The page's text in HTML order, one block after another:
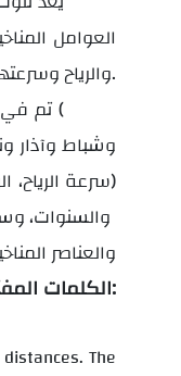
العوامل
والرياح وسرعتها واتجاهها والرطوبة، في التأثير على نسب الملوثات التي تبث في الهواء من خلال النقل والتخفيف والتحويل.
تم في هذا البحث رصد تراكيز بعض ملوثات الهواء (
(سرعة
والعناصر
الكلمات المفتاحية:
The